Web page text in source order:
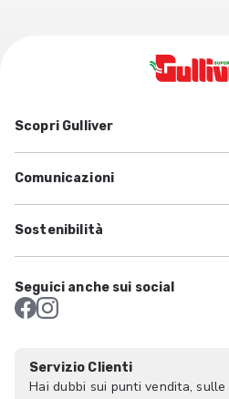
Scopri Gulliver
Comunicazioni
Sostenibilità
Seguici anche sui social
Servizio Clienti
Hai dubbi sui punti vendita,